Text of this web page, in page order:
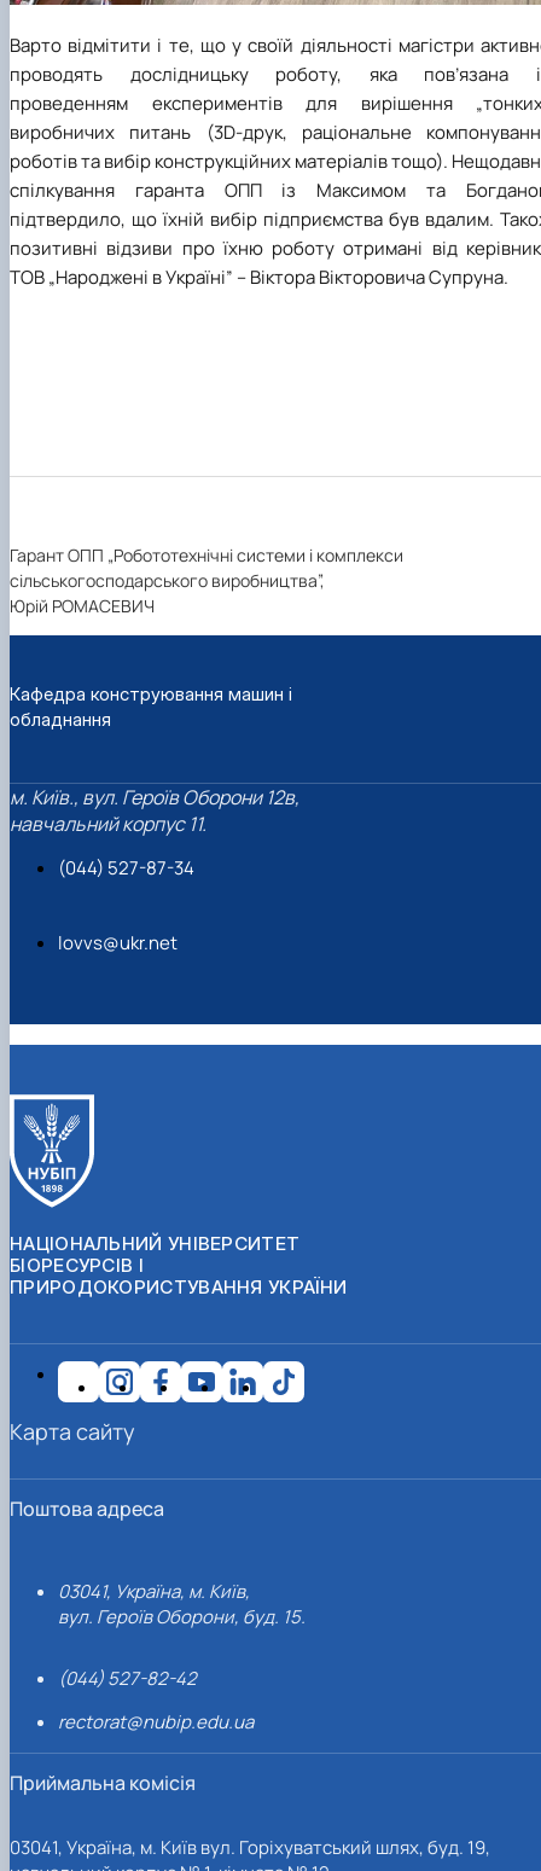
Варто відмітити і те, що у своїй діяльності магістри
проводять дослідницьку роботу, яка пов’язана
проведенням експериментів для вирішення
виробничих питань (3D-друк, раціональне
роботів та вибір конструкційних матеріалів тощо).
спілкування гаранта ОПП із Максимом та
підтвердило, що їхній вибір підприємства був вдалим.
позитивні відзиви про їхню роботу отримані від
ТОВ „Народжені в Україні” – Віктора Вікторовича Супруна.
Гарант ОПП „Робототехнічні системи і комплекси
сільськогосподарського виробництва”,
Юрій РОМАСЕВИЧ
Кафедра конструювання машин і
обладнання
м. Київ., вул. Героїв Оборони 12в,
навчальний корпус 11.
(044) 527-87-34
lovvs@ukr.net
НАЦІОНАЛЬНИЙ УНІВЕРСИТЕТ
БІОРЕСУРСІВ І
ПРИРОДОКОРИСТУВАННЯ УКРАЇНИ
Поштова адреса
03041, Україна, м. Київ,
вул. Героїв Оборони, буд. 15.
(044) 527-82-42
rectorat@nubip.edu.ua
Приймальна комісія
03041, Україна, м. Київ вул. Горіхуватський шлях, буд. 19,
Карта сайту